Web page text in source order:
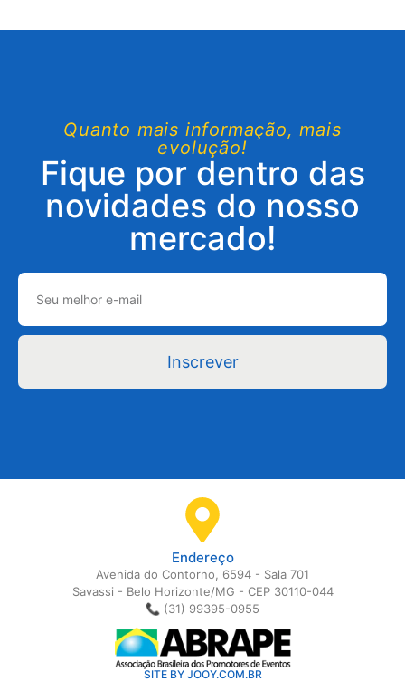
Quanto mais informação, mais
evolução!
Fique por dentro das
novidades do nosso
mercado!
Inscrever
Endereço
Avenida do Contorno, 6594 - Sala 701
Savassi - Belo Horizonte/MG - CEP 30110-044
📞 (31) 99395-0955
SITE BY JOOY.COM.BR